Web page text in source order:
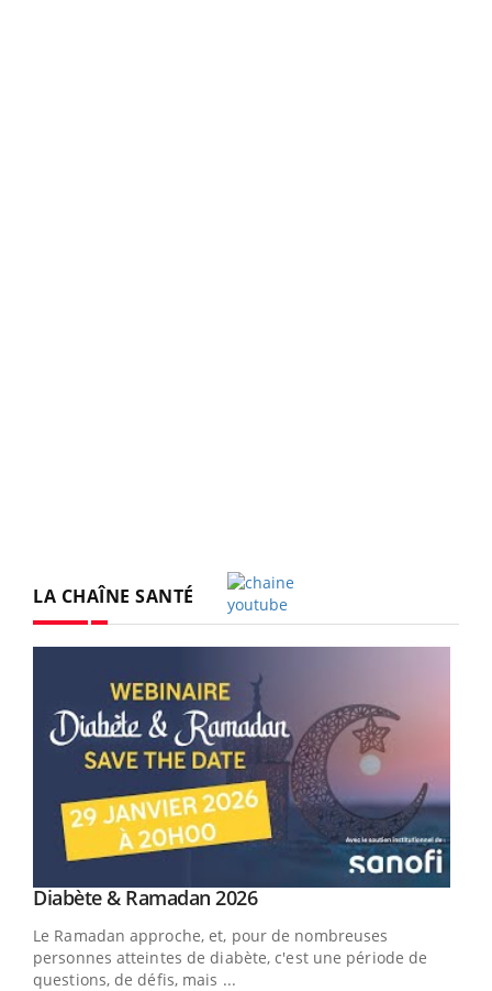
LA CHAÎNE SANTÉ
Youtube
Diabète & Ramadan 2026Youtube
Le Ramadan approche, et, pour de nombreuses
personnes atteintes de diabète, c'est une période de
questions, de défis, mais ...
Youtube
Un « jumeau numérique » pour faciliter l’accès
Un établissement lié à un groupe mutualiste innove en
matière de bilan de santé : l'utilisation d'un « jumeau